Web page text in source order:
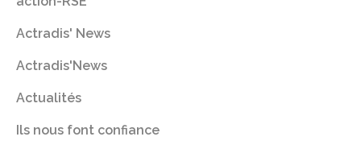
Actradis' News
Actradis'News
Actualités
Ils nous font confiance